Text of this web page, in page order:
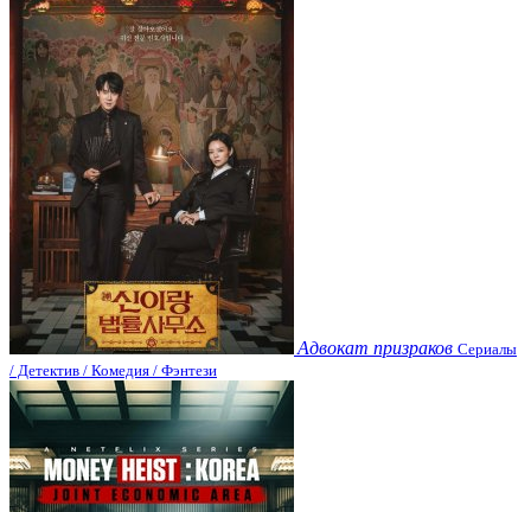
Адвокат призраков Сериалы
/ Детектив / Комедия / Фэнтези